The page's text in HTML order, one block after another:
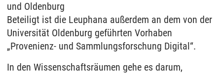
und Oldenburg
Beteiligt ist die Leuphana außerdem an dem von der
Universität Oldenburg geführten Vorhaben
„Provenienz- und Sammlungsforschung Digital“.
In den Wissenschaftsräumen gehe es darum,